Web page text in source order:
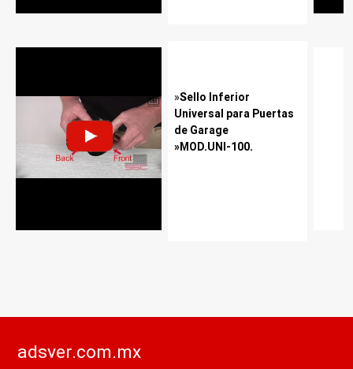
»Sello Inferior
Universal para Puertas
de Garage
»MOD.UNI-100.
adsver.com.mx